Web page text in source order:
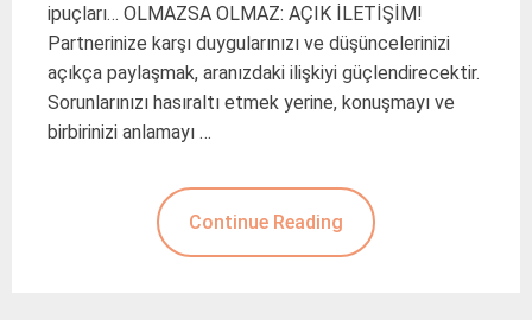
ipuçları… OLMAZSA OLMAZ: AÇIK İLETİŞİM!
Partnerinize karşı duygularınızı ve düşüncelerinizi
açıkça paylaşmak, aranızdaki ilişkiyi güçlendirecektir.
Sorunlarınızı hasıraltı etmek yerine, konuşmayı ve
birbirinizi anlamayı …
Continue Reading